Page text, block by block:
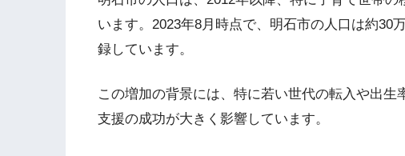
います。2023年8月時点で、明石市の人口は約30
録しています​。
この増加の背景には、特に若い世代の転入や出
支援の成功が大きく影響しています。